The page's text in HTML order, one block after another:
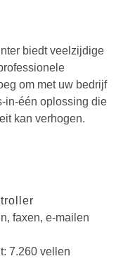
biedt veelzijdige
om met uw bedrijf
in-één oplossing die
kan verhogen.
faxen, e-mailen
7.260 vellen